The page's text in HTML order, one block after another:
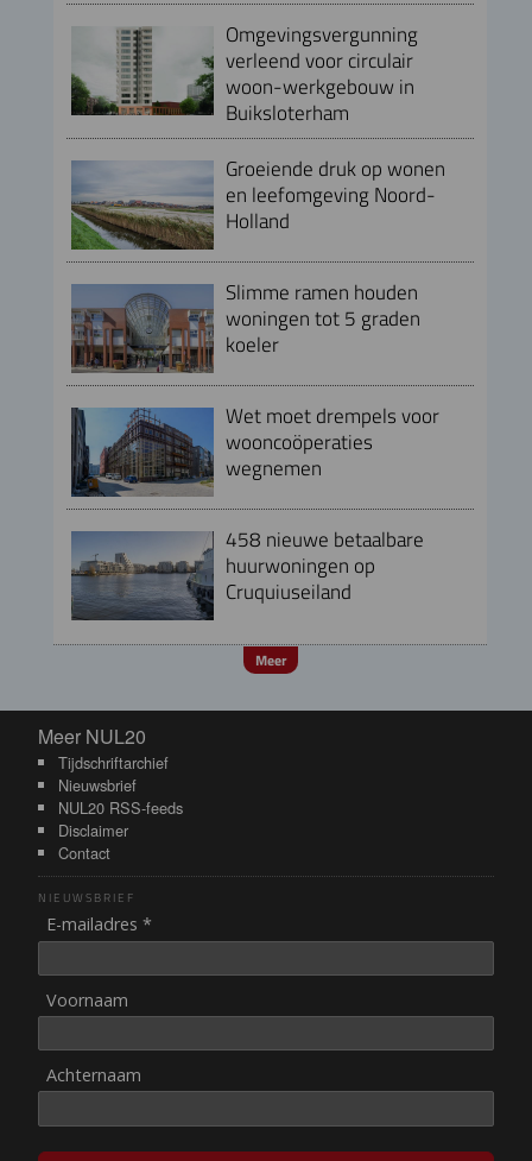
Omgevingsvergunning
verleend voor circulair
woon-werkgebouw in
Buiksloterham
Groeiende druk op wonen
en leefomgeving Noord-
Holland
Slimme ramen houden
woningen tot 5 graden
koeler
Wet moet drempels voor
wooncoöperaties
wegnemen
458 nieuwe betaalbare
huurwoningen op
Cruquiuseiland
Meer
Meer NUL20
Meer NUL20
Tijdschriftarchief
Nieuwsbrief
NUL20 RSS-feeds
Disclaimer
Contact
NIEUWSBRIEF
E-mailadres *
Voornaam
Achternaam